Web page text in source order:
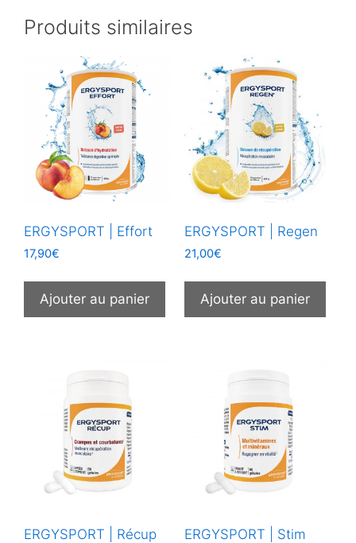
Produits similaires
ERGYSPORT | Effort
17,90€
Ajouter au panier
ERGYSPORT | Regen
21,00€
Ajouter au panier
ERGYSPORT | Récup ERGYSPORT | Stim